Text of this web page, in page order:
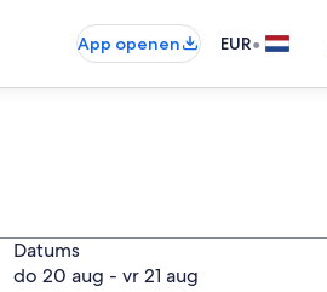
App openen EUR•
Datums